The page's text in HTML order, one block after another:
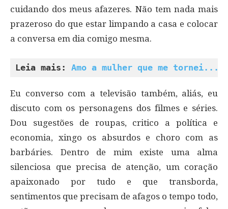
cuidando dos meus afazeres. Não tem nada mais
prazeroso do que estar limpando a casa e colocar
a conversa em dia comigo mesma.
Leia mais: Amo a mulher que me
Eu converso com a televisão também, aliás, eu
discuto com os personagens dos filmes e séries.
Dou sugestões de roupas, critico a política e
economia, xingo os absurdos e choro com as
barbáries. Dentro de mim existe uma alma
silenciosa que precisa de atenção, um coração
apaixonado por tudo e que transborda,
sentimentos que precisam de afagos o tempo todo,